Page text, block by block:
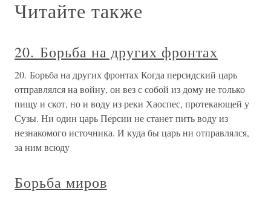
Читайте также
20. Борьба на других фронтах
20. Борьба на других фронтах Когда персидский царь
отправлялся на войну, он вез с собой из дому не только
пищу и скот, но и воду из реки Хаоспес, протекающей у
Сузы. Ни один царь Персии не станет пить воду из
незнакомого источника. И куда бы царь ни отправлялся,
за ним всюду
Борьба миров